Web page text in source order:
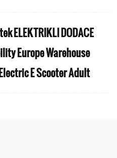
ELEKTRIKLI DODACE
Europe Warehouse
E Scooter Adult